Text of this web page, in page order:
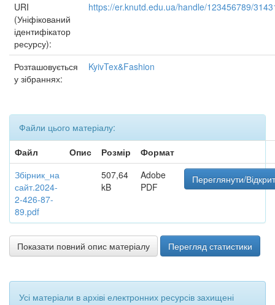
URI
(Уніфікований
ідентифікатор
ресурсу):
https://er.knutd.edu.ua/handle/123456789/
Розташовується
у зібраннях:
KyivTex&Fashion
Файли цього матеріалу:
Файл
Опис Розмір
Формат
Збірник_на
сайт.2024-
2-426-87-
89.pdf
507,64
kB
Adobe
PDF
Переглянути/
Показати повний опис матеріалу Перегляд статистики
Усі матеріали в архіві електронних ресурсів захищені